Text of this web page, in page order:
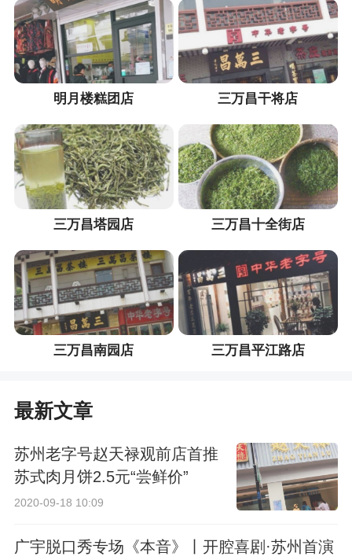
明月楼糕团店​ 三万昌干将店
三万昌塔园店 三万昌十全街店
三万昌南园店 三万昌平江路店
最新文章
苏州老字号赵天禄观前店首推
苏式肉月饼2.5元“尝鲜价”
2020-09-18 10:09
广宇脱口秀专场《本音》丨开腔喜剧·苏州首演